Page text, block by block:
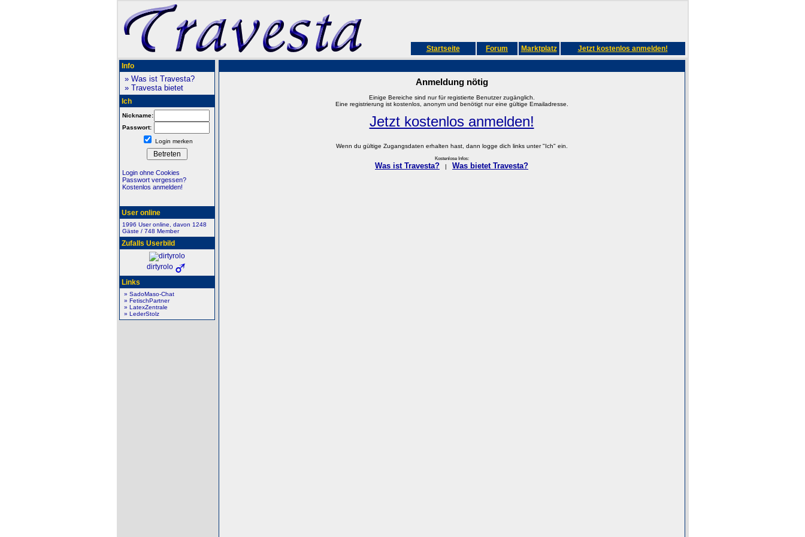
Startseite Forum Marktplatz Jetzt kostenlos anmelden!
Info
» Was ist Travesta?
» Travesta bietet
Ich
Nickname:
Passwort:
Login merken
Login ohne Cookies
Passwort vergessen?
Kostenlos anmelden!
User online
1996 User online, davon 1248
Gäste / 748 Member
Zufalls Userbild
dirtyrolo
Links
» SadoMaso-Chat
» FetischPartner
» LatexZentrale
» LederStolz
Anmeldung nötig
Einige Bereiche sind nur für registierte Benutzer zugänglich.
Eine registrierung ist kostenlos, anonym und benötigt nur eine gültige Emailadresse.
Jetzt kostenlos anmelden!
Wenn du gültige Zugangsdaten erhalten hast, dann logge dich links unter "Ich" ein.
Kostenlose Infos:
Was ist Travesta? Was bietet Travesta?